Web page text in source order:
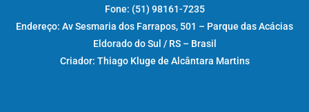
Fone: (51) 98161-7235
Endereço: Av Sesmaria dos Farrapos, 501 – Parque das Acácias
Eldorado do Sul / RS – Brasil
Criador: Thiago Kluge de Alcântara Martins